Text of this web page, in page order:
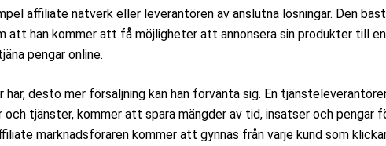
affiliate nätverk eller leverantören av anslutna lösningar. Den
han kommer att få möjligheter att annonsera sin produkter till
pengar online.
desto mer försäljning kan han förvänta sig. En
tjänster, kommer att spara mängder av tid, insatser och pengar
marknadsföraren kommer att gynnas från varje kund som